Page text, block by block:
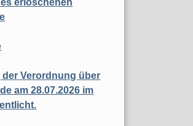
erloschenen
Verordnung über
am 28.07.2026 im